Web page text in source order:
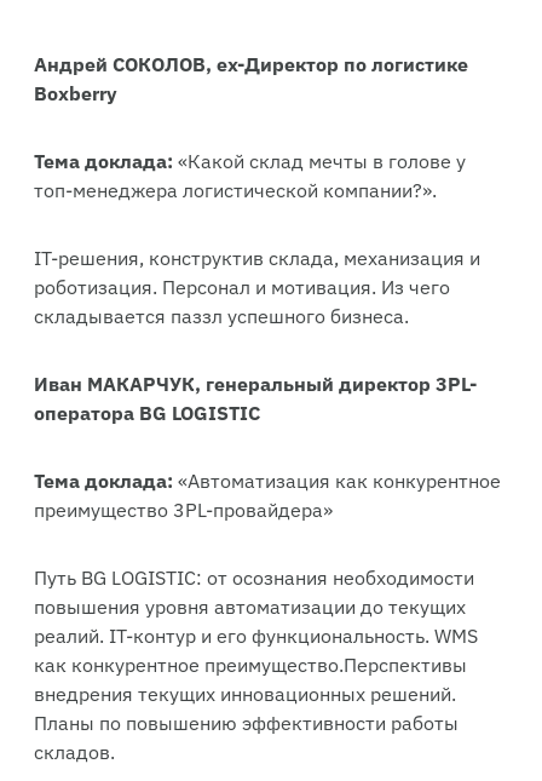
Андрей СОКОЛОВ, ex-Директор по логистике
Boxberry
Тема доклада: «Какой склад мечты в голове у
топ-менеджера логистической компании?».
IT-решения, конструктив склада, механизация и
роботизация. Персонал и мотивация. Из чего
складывается паззл успешного бизнеса.
Иван МАКАРЧУК, генеральный директор 3PL-
оператора BG LOGISTIC
Тема доклада: «Автоматизация как конкурентное
преимущество 3PL-провайдера»
Путь BG LOGISTIC: от осознания необходимости
повышения уровня автоматизации до текущих
реалий. ⁠IT-контур и его функциональность. WMS
как конкурентное преимущество.Перспективы
внедрения текущих инновационных решений.
Планы по повышению эффективности работы
складов.